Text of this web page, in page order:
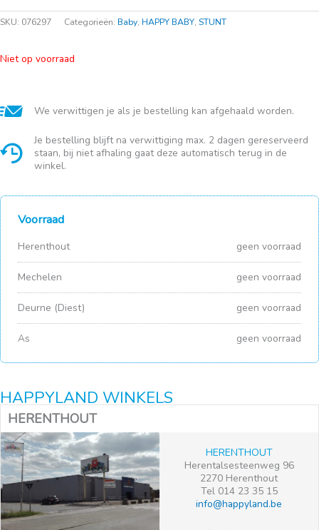
SKU: 076297 Categorieën: Baby, HAPPY BABY, STUNT
Niet op voorraad
We verwittigen je als je bestelling kan afgehaald worden.
Je bestelling blijft na verwittiging max. 2 dagen gereserveerd
staan, bij niet afhaling gaat deze automatisch terug in de
winkel.
Voorraad
Herenthout geen voorraad
Mechelen geen voorraad
Deurne (Diest) geen voorraad
As geen voorraad
HAPPYLAND WINKELS
HERENTHOUT
HERENTHOUT
Herentalsesteenweg 96
2270 Herenthout
Tel 014 23 35 15
info@happyland.be